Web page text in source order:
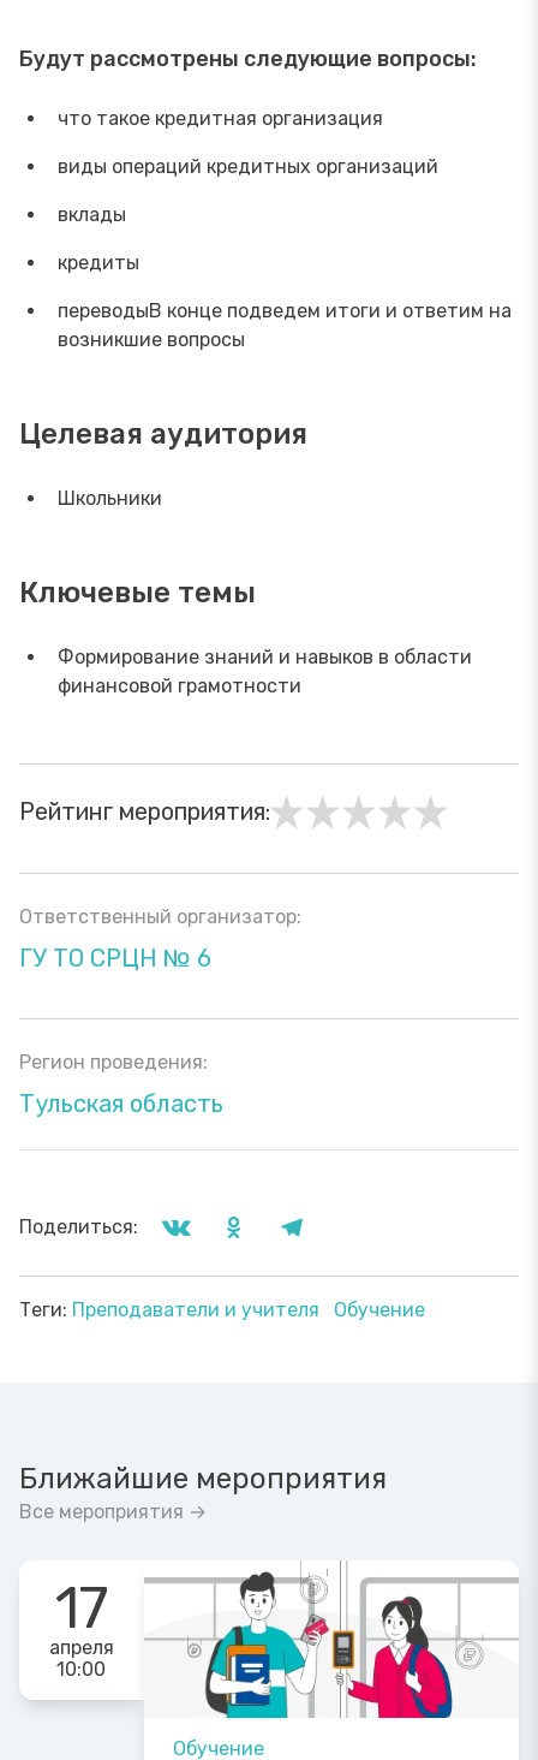
Будут рассмотрены следующие вопросы:
что такое кредитная организация
виды операций кредитных организаций
вклады
кредиты
переводыВ конце подведем итоги и ответим на
возникшие вопросы
Целевая аудитория
Школьники
Ключевые темы
Формирование знаний и навыков в области
финансовой грамотности
Рейтинг мероприятия:
Ответственный организатор:
ГУ ТО СРЦН № 6
Регион проведения:
Тульская область
Поделиться:
Теги: Преподаватели и учителя Обучение
Ближайшие мероприятия
Все мероприятия →
17
апреля
10:00
Обучение